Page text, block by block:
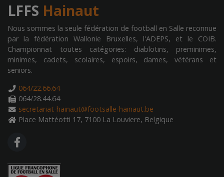
LFFS Hainaut
Nous sommes la seule fédération de football en Salle reconnue
par la fédération Wallonie Bruxelles, l'ADEPS, et le COIB.
Championnat toutes catégories: diablotins, preminimes,
minimes, cadets, scolaires, espoirs, dames, vétérans et
seniors.
064/22.66.64
064/28.44.64
secretariat-hainaut@footsalle-hainaut.be
Place Mattéotti 17, 7100 La Louviere, Belgique
FA FACEBOOK F